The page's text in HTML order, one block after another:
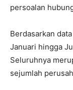
persoalan
Berdasarkan
Januari hingga
Seluruhnya
sejumlah